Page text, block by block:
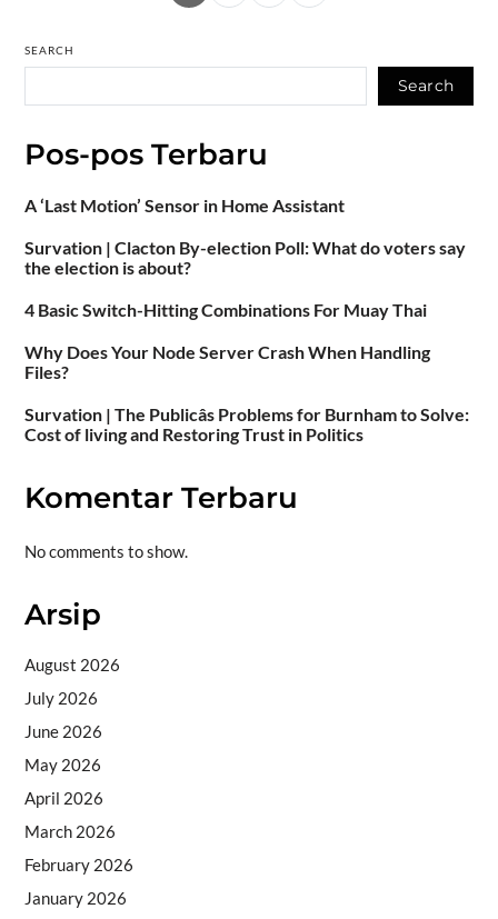
SEARCH
Search
Pos-pos Terbaru
A ‘Last Motion’ Sensor in Home Assistant
Survation | Clacton By-election Poll: What do voters say
the election is about?
4 Basic Switch-Hitting Combinations For Muay Thai
Why Does Your Node Server Crash When Handling
Files?
Survation | The Publicâs Problems for Burnham to Solve:
Cost of living and Restoring Trust in Politics
Komentar Terbaru
No comments to show.
Arsip
August 2026
July 2026
June 2026
May 2026
April 2026
March 2026
February 2026
January 2026